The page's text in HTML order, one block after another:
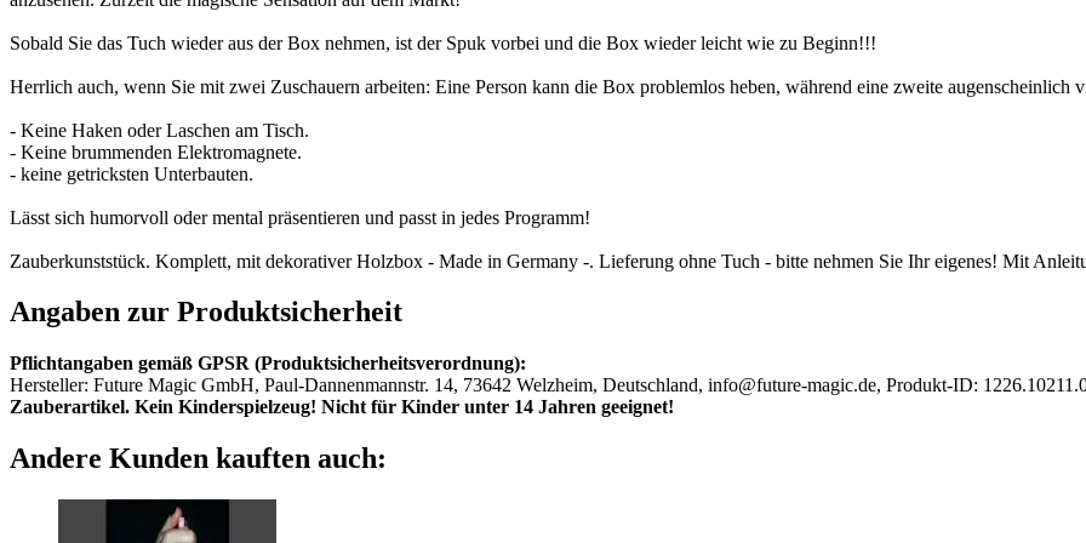
Sobald Sie das Tuch wieder aus der Box nehmen, ist der Spuk vorbei und die Box wieder leicht wie zu Beginn!!!
Herrlich auch, wenn Sie mit zwei Zuschauern arbeiten: Eine Person kann die Box problemlos heben, während eine zweite augenscheinlich
- Keine Haken oder Laschen am Tisch.
- Keine brummenden Elektromagnete.
- keine getricksten Unterbauten.
Lässt sich humorvoll oder mental präsentieren und passt in jedes Programm!
Zauberkunststück. Komplett, mit dekorativer Holzbox - Made in Germany -. Lieferung ohne Tuch - bitte nehmen Sie Ihr eigenes! Mit
Angaben zur Produktsicherheit
Pflichtangaben gemäß GPSR (Produktsicherheitsverordnung):
Hersteller: Future Magic GmbH, Paul-Dannenmannstr. 14, 73642 Welzheim, Deutschland, info@future-magic.de, Produkt-ID:
Zauberartikel. Kein Kinderspielzeug! Nicht für Kinder unter 14 Jahren geeignet!
Andere Kunden kauften auch: